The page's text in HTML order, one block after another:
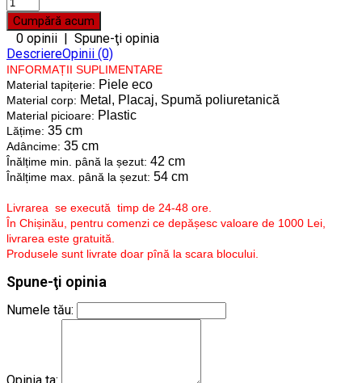
0 opinii | Spune-ţi opinia
DescriereOpinii (0)
INFORMAȚII SUPLIMENTARE
Material tapițerie: Piele eco
Material corp: Metal, Placaj, Spumă poliuretanică
Material picioare: Plastic
Lățime: 35 cm
Adâncime: 35 cm
Înălțime min. până la șezut: 42 cm
Înălțime max. până la șezut: 54 cm
Livrarea se execută timp de 24-48 ore.
În Chișinău, pentru comenzi ce depășesc valoare de 1000 Lei,
livrarea este gratuită.
Produsele sunt livrate doar pînă la scara blocului.
Spune-ţi opinia
Numele tău: